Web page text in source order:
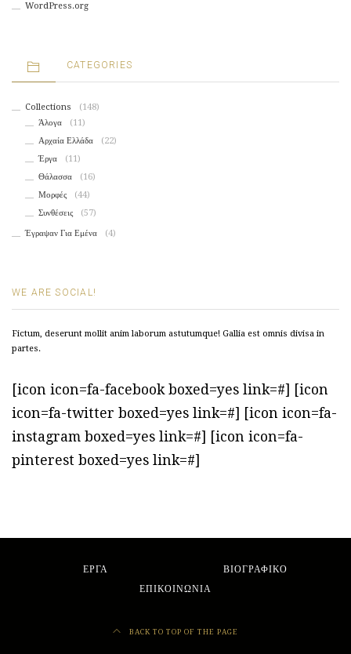
WordPress.org
CATEGORIES
Collections
(148)
Άλογα
(11)
Αρχαία Ελλάδα
(22)
Έργα
(11)
Θάλασσα
(16)
Μορφές
(44)
Συνθέσεις
(57)
Έγραψαν Για Εμένα (4)
WE ARE SOCIAL!
Fictum, deserunt mollit anim laborum astutumque! Gallia est omnis divisa in
partes.
[icon icon=fa-facebook boxed=yes link=#] [icon
icon=fa-twitter boxed=yes link=#] [icon icon=fa-
instagram boxed=yes link=#] [icon icon=fa-
pinterest boxed=yes link=#]
ΕΡΓΑ
ΒΙΟΓΡΑΦΙΚΟ
ΕΠΙΚΟΙΝΩΝΙΑ
BACK TO TOP OF THE PAGE